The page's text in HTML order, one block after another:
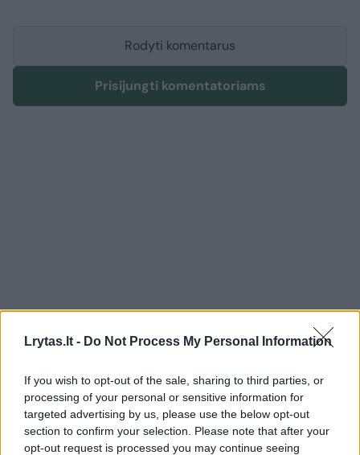
Lrytas.lt - Do Not Process My Personal Information
If you wish to opt-out of the sale, sharing to third parties, or
processing of your personal or sensitive information for
targeted advertising by us, please use the below opt-out
section to confirm your selection. Please note that after your
opt-out request is processed you may continue seeing
Rodyti komentarus
Prisijungti komentatoriams
Žmonės Veidai ir vardai
Dominykas Dirkstys atsiprašė
Oksanos Pikul(1)